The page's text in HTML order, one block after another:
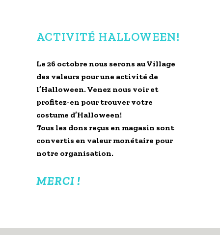
ACTIVITÉ HALLOWEEN!
Le 26 octobre nous serons au Village
des valeurs pour une activité de
l’Halloween.Venez nous voir et
profitez-en pour trouver votre
costume d’Halloween!
Tous les dons reçus en magasin sont
convertis en valeur monétaire pour
notre organisation.
MERCI !